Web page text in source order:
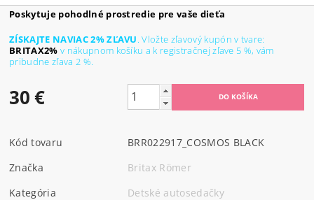
Poskytuje pohodlné prostredie pre vaše dieťa
ZÍSKAJTE NAVIAC 2% ZĽAVU . Vložte zľavový kupón v tvare:
BRITAX2% v nákupnom košíku a k registračnej zľave 5 %, vám
pribudne zľava 2 %.
30 €
Kód tovaru
BRR022917_COSMOS BLACK
Značka
Britax Römer
Kategória
Detské autosedačky